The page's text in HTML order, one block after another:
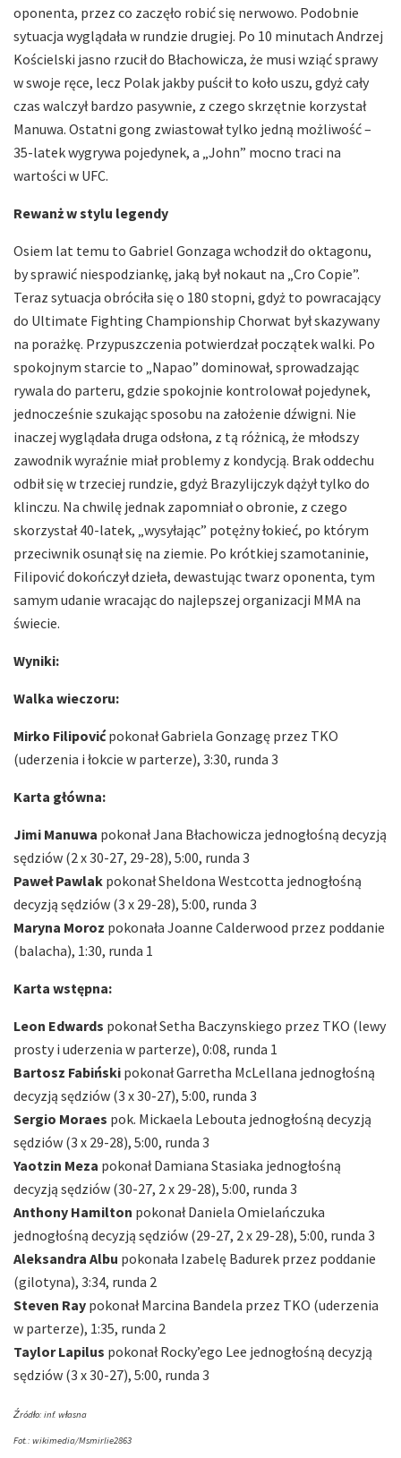
oponenta, przez co zaczęło robić się nerwowo. Podobnie
sytuacja wyglądała w rundzie drugiej. Po 10 minutach Andrzej
Kościelski jasno rzucił do Błachowicza, że musi wziąć sprawy
w swoje ręce, lecz Polak jakby puścił to koło uszu, gdyż cały
czas walczył bardzo pasywnie, z czego skrzętnie korzystał
Manuwa. Ostatni gong zwiastował tylko jedną możliwość –
35-latek wygrywa pojedynek, a „John” mocno traci na
wartości w UFC.
Rewanż w stylu legendy
Osiem lat temu to Gabriel Gonzaga wchodził do oktagonu,
by sprawić niespodziankę, jaką był nokaut na „Cro Copie”.
Teraz sytuacja obróciła się o 180 stopni, gdyż to powracający
do Ultimate Fighting Championship Chorwat był skazywany
na porażkę. Przypuszczenia potwierdzał początek walki. Po
spokojnym starcie to „Napao” dominował, sprowadzając
rywala do parteru, gdzie spokojnie kontrolował pojedynek,
jednocześnie szukając sposobu na założenie dźwigni. Nie
inaczej wyglądała druga odsłona, z tą różnicą, że młodszy
zawodnik wyraźnie miał problemy z kondycją. Brak oddechu
odbił się w trzeciej rundzie, gdyż Brazylijczyk dążył tylko do
klinczu. Na chwilę jednak zapomniał o obronie, z czego
skorzystał 40-latek, „wysyłając” potężny łokieć, po którym
przeciwnik osunął się na ziemie. Po krótkiej szamotaninie,
Filipović dokończył dzieła, dewastując twarz oponenta, tym
samym udanie wracając do najlepszej organizacji MMA na
świecie.
Wyniki:
Walka wieczoru:
Mirko Filipovićpokonał Gabriela Gonzagę przez TKO
(uderzenia i łokcie w parterze), 3:30, runda 3
Karta główna:
Jimi Manuwa pokonał Jana Błachowicza jednogłośną decyzją
sędziów (2 x 30-27, 29-28), 5:00, runda 3
Paweł Pawlak pokonał Sheldona Westcotta jednogłośną
decyzją sędziów (3 x 29-28), 5:00, runda 3
Maryna Moroz pokonała Joanne Calderwood przez poddanie
(balacha), 1:30, runda 1
Karta wstępna:
Leon Edwards pokonał Setha Baczynskiego przez TKO (lewy
prosty i uderzenia w parterze), 0:08, runda 1
Bartosz Fabiński pokonał Garretha McLellana jednogłośną
decyzją sędziów (3 x 30-27), 5:00, runda 3
Sergio Moraes pok. Mickaela Lebouta jednogłośną decyzją
sędziów (3 x 29-28), 5:00, runda 3
Yaotzin Meza pokonał Damiana Stasiaka jednogłośną
decyzją sędziów (30-27, 2 x 29-28), 5:00, runda 3
Anthony Hamilton pokonał Daniela Omielańczuka
jednogłośną decyzją sędziów (29-27, 2 x 29-28), 5:00, runda 3
Aleksandra Albu pokonała Izabelę Badurek przez poddanie
(gilotyna), 3:34, runda 2
Steven Ray pokonał Marcina Bandela przez TKO (uderzenia
w parterze), 1:35, runda 2
Taylor Lapilus pokonał Rocky’ego Lee jednogłośną decyzją
sędziów (3 x 30-27), 5:00, runda 3
Źródło: inf. własna
Fot.: wikimedia/Msmirlie2863